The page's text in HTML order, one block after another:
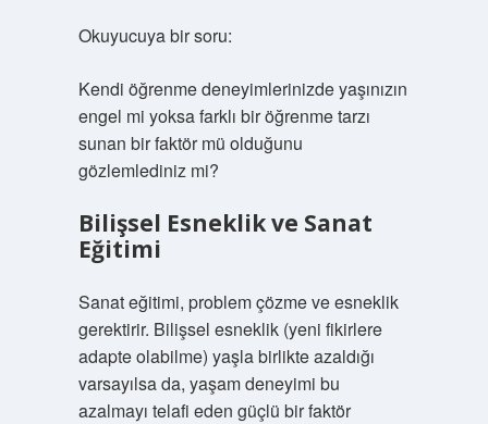
Okuyucuya bir soru:
Kendi öğrenme deneyimlerinizde yaşınızın
engel mi yoksa farklı bir öğrenme tarzı
sunan bir faktör mü olduğunu
gözlemlediniz mi?
Bilişsel Esneklik ve Sanat
Eğitimi
Sanat eğitimi, problem çözme ve esneklik
gerektirir. Bilişsel esneklik (yeni fikirlere
adapte olabilme) yaşla birlikte azaldığı
varsayılsa da, yaşam deneyimi bu
azalmayı telafi eden güçlü bir faktör